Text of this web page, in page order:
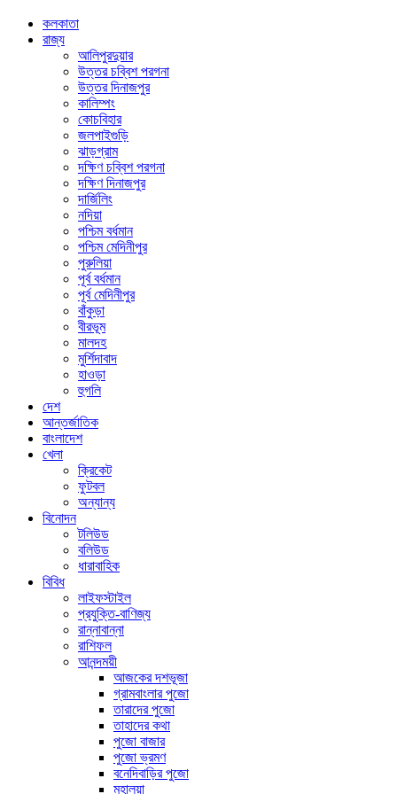
কলকাতা
রাজ্য
আলিপুরদুয়ার
উত্তর চব্বিশ পরগনা
উত্তর দিনাজপুর
কালিম্পং
কোচবিহার
জলপাইগুড়ি
ঝাড়গ্রাম
দক্ষিণ চব্বিশ পরগনা
দক্ষিণ দিনাজপুর
দার্জিলিং
নদিয়া
পশ্চিম বর্ধমান
পশ্চিম মেদিনীপুর
পুরুলিয়া
পূর্ব বর্ধমান
পূর্ব মেদিনীপুর
বাঁকুড়া
বীরভূম
মালদহ
মুর্শিদাবাদ
হাওড়া
হুগলি
দেশ
আন্তর্জাতিক
বাংলাদেশ
খেলা
ক্রিকেট
ফুটবল
অন্যান্য
বিনোদন
টলিউড
বলিউড
ধারাবাহিক
বিবিধ
লাইফস্টাইল
প্রযুক্তি-বাণিজ্য
রান্নাবান্না
রাশিফল
আনন্দময়ী
আজকের দশভূজা
গ্রামবাংলার পুজো
তারাদের পুজো
তাহাদের কথা
পুজো বাজার
পুজো ভ্রমণ
বনেদিবাড়ির পুজো
মহালয়া